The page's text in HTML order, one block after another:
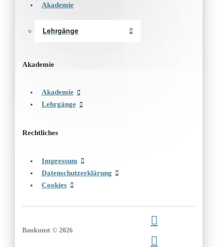
Akademie
Lehrgänge
Akademie
Akademie
Lehrgänge
Rechtliches
Impressum
Datenschutzerklärung
Cookies
Baukunst © 2026